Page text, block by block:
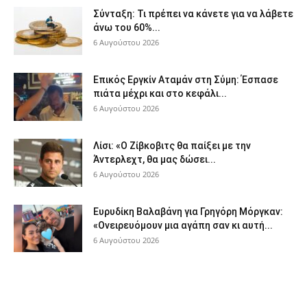
Σύνταξη: Τι πρέπει να κάνετε για να λάβετε
άνω του 60%...
6 Αυγούστου 2026
Επικός Εργκίν Αταμάν στη Σύμη: Έσπασε
πιάτα μέχρι και στο κεφάλι...
6 Αυγούστου 2026
Λίσι: «Ο Ζίβκοβιτς θα παίξει με την
Άντερλεχτ, θα μας δώσει...
6 Αυγούστου 2026
Ευρυδίκη Βαλαβάνη για Γρηγόρη Μόργκαν:
«Ονειρευόμουν μια αγάπη σαν κι αυτή...
6 Αυγούστου 2026